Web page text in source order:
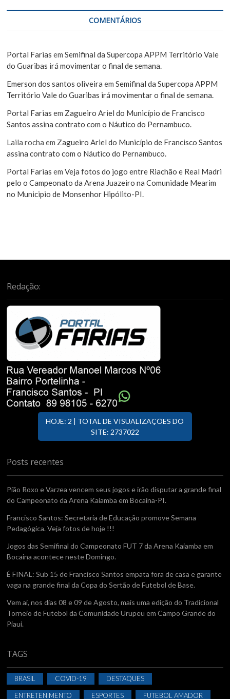
COMENTÁRIOS
Portal Farias emSemifinal da Supercopa APPM Território Vale
do Guaribas irá movimentar o final de semana.
Emerson dos santos oliveira emSemifinal da Supercopa APPM
Território Vale do Guaribas irá movimentar o final de semana.
Portal Farias em Zagueiro Ariel do Município de Francisco
Santos assina contrato com o Náutico do Pernambuco.
Laila rocha em Zagueiro Ariel do Município de Francisco Santos
assina contrato com o Náutico do Pernambuco.
Portal Farias emVeja fotos do jogo entre Riachão e Real Madri
pelo o Campeonato da Arena Juazeiro na Comunidade Mearim
no Municipio de Monsenhor Hipólito-PI.
Redação:
HOJE: 2 | TOTAL DE VISUALIZAÇÕES DO
SITE: 2737022
Posts recentes
Pião Roxo e Varzea vencem seus jogos e irão disputar a grande final
do Campeonato da Arena Kaiamba em Bocaina-PI.
Francisco Santos: Secretaria de Educação promove Semana
Pedagógica. Veja fotos de hoje !!!
Jogos das Semifinal do Campeonato FUT 7 da Arena Kaiamba em
Bocaina acontece neste Domingo.
É FINAL: Sub 15 de Francisco Santos empata fora de casa e garante
vaga na grande final da Copa do Sertão de Futebol de Base.
Vem ai, nos dias 08 e 09 de Agosto, mais uma edição do Tradicional
Torneio de Futebol da Comunidade Urupeu em Campo Grande do
Piaui.
TAGS
BRASIL COVID-19 DESTAQUES
ENTRETENIMENTO ESPORTES FUTEBOL AMADOR